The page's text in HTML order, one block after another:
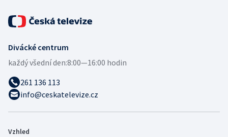
Divácké centrum
každý všední den:8:00—16:00 hodin
261 136 113
info@ceskatelevize.cz
Vzhled